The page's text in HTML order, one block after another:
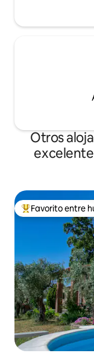
Otros
Favorito entre
Favorito entre